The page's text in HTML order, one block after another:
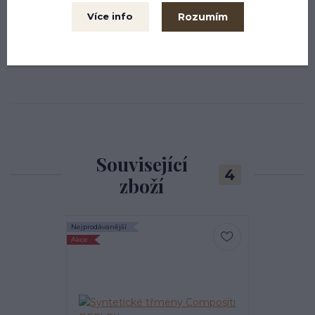
Třmeny a řemeny
Související
zboží
4
Nejprodávanější
Akce
Více info Rozumím